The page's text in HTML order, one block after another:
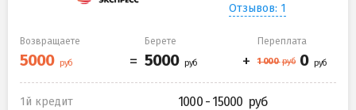
Отзывов: 1
Возвращаете Берете Переплата
1й кредит 1000 - 15000